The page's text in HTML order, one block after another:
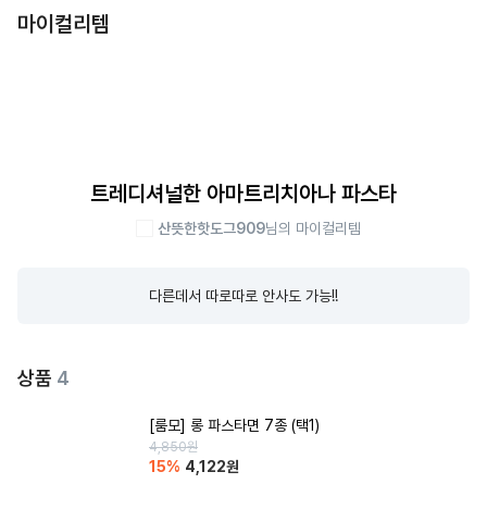
마이컬리템
트레디셔널한 아마트리치아나 파스타
산뜻한핫도그909님의 마이컬리템
다른데서 따로따로 안사도 가능!!
상품 4
[룸모] 롱 파스타면 7종 (택1)
4,850원
15% 4,122원